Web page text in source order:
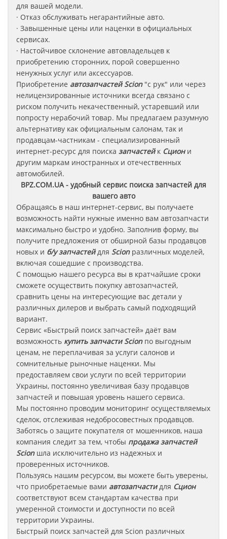
для вашей модели.
· Отказ обслуживать негарантийные авто.
· Завышенные цены или наценки в официальных
сервисах.
· Настойчивое склонение автовладельцев к
приобретению сторонних, порой совершенно
ненужных услуг или аксессуаров.
Приобретение автозапчастей Scion"с рук" или через
нелицензированные источники всегда связано с
риском получить некачественный, устаревший или
попросту нерабочий товар. Мы предлагаем разумную
альтернативу как официальным салонам, так и
продавцам-частникам - специализированный
интернет-ресурс для поиска запчастейк Сциони
другим маркам иностранных и отечественных
автомобилей.
BPZ.COM.UA - удобный сервис поиска запчастей для
вашего авто
Обращаясь в наш интернет-сервис, вы получаете
возможность найти нужные именно вам автозапчасти
максимально быстро и удобно. Заполнив форму, вы
получите предложения от обширной базы продавцов
новых и б/у запчастейдля Scionразличных моделей,
включая сошедшие с производства.
С помощью нашего ресурса вы в кратчайшие сроки
сможете осуществить покупку автозапчастей,
сравнить цены на интересующие вас детали у
различных дилеров и выбрать самый подходящий
вариант.
Сервис «Быстрый поиск запчастей» даёт вам
возможность купить запчасти Scionпо выгодным
ценам, не переплачивая за услуги салонов и
сомнительные рыночные наценки. Мы
предоставляем свои услуги по всей территории
Украины, постоянно увеличивая базу продавцов
запчастей и повышая уровень нашего сервиса.
Мы постоянно проводим мониторинг осуществляемых
сделок, отслеживая недобросовестных продавцов.
Заботясь о защите покупателя от мошенников, наша
компания следит за тем, чтобы продажа запчастей
Scionшла исключительно из надежных и
проверенных источников.
Пользуясь нашим ресурсом, вы можете быть уверены,
что приобретаемые вами автозапчастидля Сцион
соответствуют всем стандартам качества при
умеренной стоимости и доступности по всей
территории Украины.
Быстрый поиск запчастей для Scion различных